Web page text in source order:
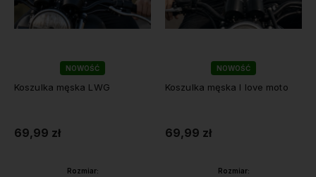
NOWOŚĆ
Koszulka męska LWG
69,99 zł
Rozmiar:
NOWOŚĆ
Koszulka męska I love moto
69,99 zł
Rozmiar: